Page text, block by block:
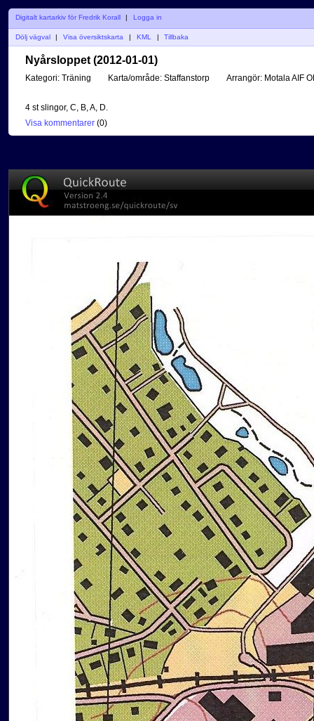
Digitalt kartarkiv för Fredrik Korall | Logga in
Dölj vägval Visa översiktskarta KML Tillbaka
Nyårsloppet (2012-01-01)
Kategori: Träning Karta/område: Staffanstorp Arrangör: Motala AIF
4 st slingor, C, B, A, D.
Visa kommentarer (0)